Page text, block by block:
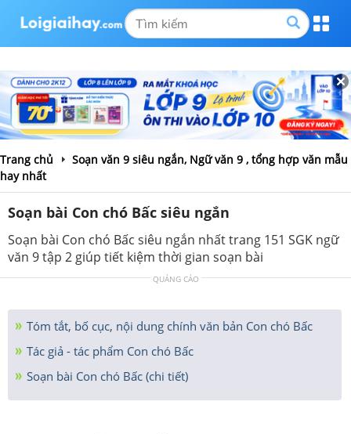
Trang chủ
Soạn văn 9 siêu ngắn, Ngữ văn 9 , tổng hợp văn mẫu
hay nhất
Soạn bài Con chó Bấc siêu ngắn
Soạn bài Con chó Bấc siêu ngắn nhất trang 151 SGK ngữ
văn 9 tập 2 giúp tiết kiệm thời gian soạn bài
QUẢNG CÁO
Tóm tắt, bố cục, nội dung chính văn bản Con chó Bấc
Tác giả - tác phẩm Con chó Bấc
Soạn bài Con chó Bấc (chi tiết)